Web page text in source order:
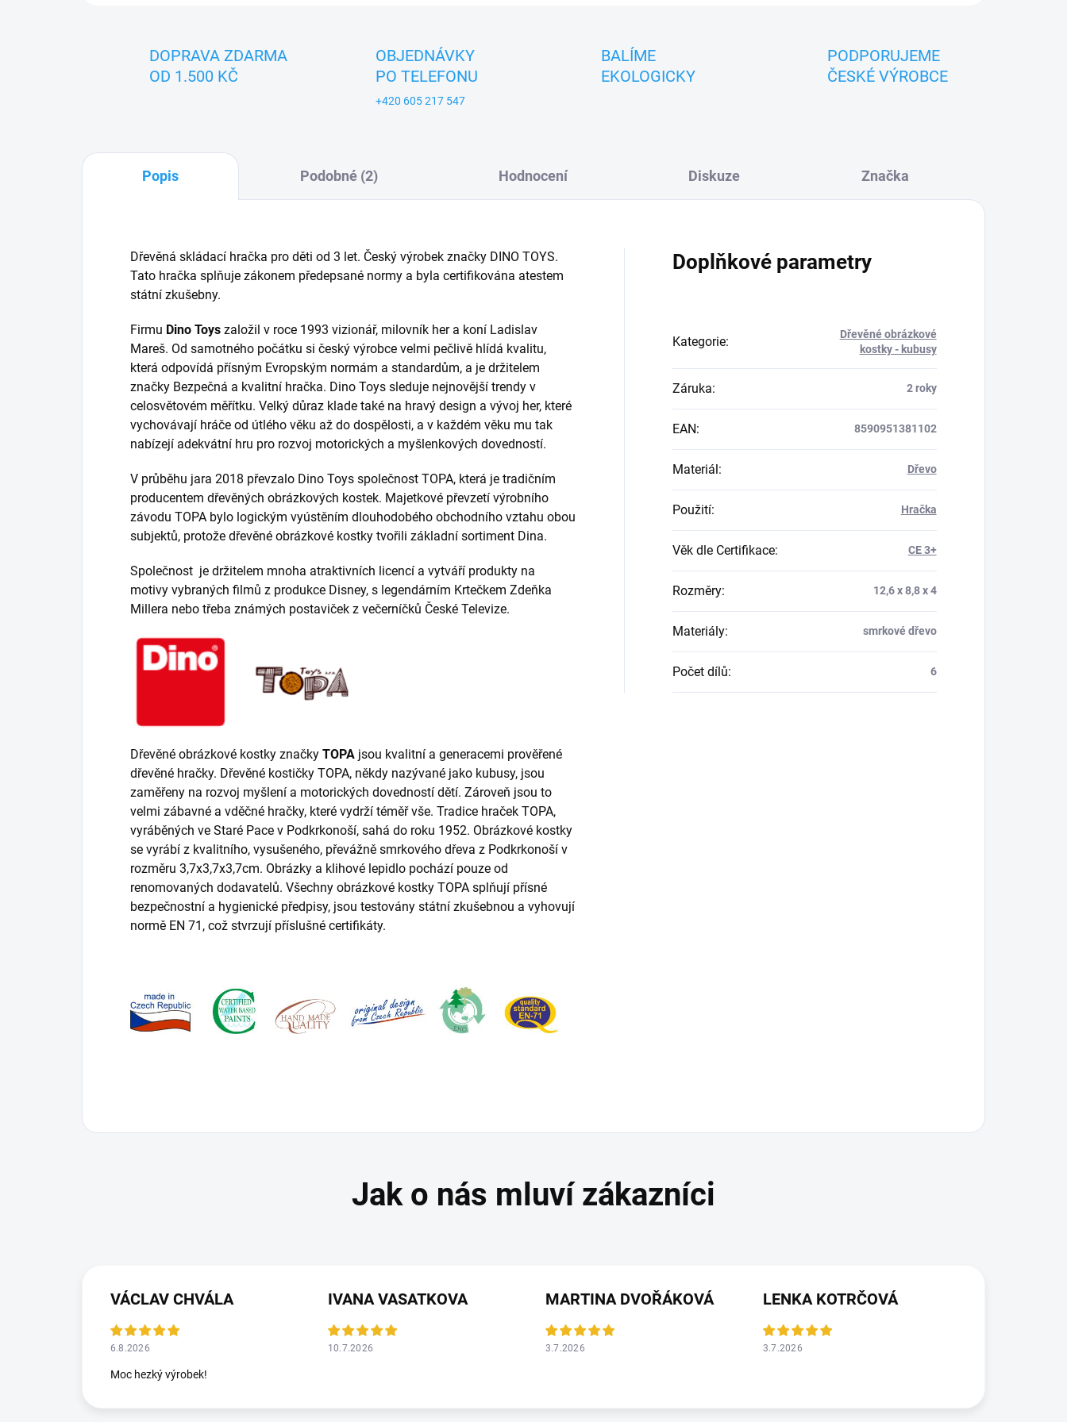
DOPRAVA ZDARMA
OD 1.500 KČ
OBJEDNÁVKY
PO TELEFONU
+420 605 217 547
BALÍME
EKOLOGICKY
PODPORUJEME
ČESKÉ VÝROBCE
Popis Podobné (2) Hodnocení Diskuze Značka
Dřevěná skládací hračka pro děti od 3 let. Český výrobek značky DINO TOYS.
Tato hračka splňuje zákonem předepsané normy a byla certifikována atestem
státní zkušebny.
Firmu Dino Toys založil v roce 1993 vizionář, milovník her a koní Ladislav
Mareš. Od samotného počátku si český výrobce velmi pečlivě hlídá kvalitu,
která odpovídá přísným Evropským normám a standardům, a je držitelem
značky Bezpečná a kvalitní hračka. Dino Toys sleduje nejnovější trendy v
celosvětovém měřítku. Velký důraz klade také na hravý design a vývoj her, které
vychovávají hráče od útlého věku až do dospělosti, a v každém věku mu tak
nabízejí adekvátní hru pro rozvoj motorických a myšlenkových dovedností.
V průběhu jara 2018 převzalo Dino Toys společnost TOPA, která je tradičním
producentem dřevěných obrázkových kostek. Majetkové převzetí výrobního
závodu TOPA bylo logickým vyústěním dlouhodobého obchodního vztahu obou
subjektů, protože dřevěné obrázkové kostky tvořili základní sortiment Dina.
Společnost je držitelem mnoha atraktivních licencí a vytváří produkty na
motivy vybraných filmů z produkce Disney, s legendárním Krtečkem Zdeňka
Millera nebo třeba známých postaviček z večerníčků České Televize.
Dřevěné obrázkové kostky značky TOPA jsou kvalitní a generacemi prověřené
dřevěné hračky. Dřevěné kostičky TOPA, někdy nazývané jako kubusy, jsou
zaměřeny na rozvoj myšlení a motorických dovedností dětí. Zároveň jsou to
velmi zábavné a vděčné hračky, které vydrží téměř vše. Tradice hraček TOPA,
vyráběných ve Staré Pace v Podkrkonoší, sahá do roku 1952. Obrázkové kostky
se vyrábí z kvalitního, vysušeného, převážně smrkového dřeva z Podkrkonoší v
rozměru 3,7x3,7x3,7cm. Obrázky a klihové lepidlo pochází pouze od
renomovaných dodavatelů. Všechny obrázkové kostky TOPA splňují přísné
bezpečnostní a hygienické předpisy, jsou testovány státní zkušebnou a vyhovují
normě EN 71, což stvrzují příslušné certifikáty.
Doplňkové parametry
Kategorie:
Dřevěné obrázkové
kostky - kubusy
Záruka: 2 roky
EAN: 8590951381102
Materiál : Dřevo
Použití: Hračka
Věk dle Certifikace: CE 3+
Rozměry: 12,6 x 8,8 x 4
Materiály: smrkové dřevo
Počet dílů: 6
VÁCLAV CHVÁLA
6.8.2026
Moc hezký výrobek!
IVANA VASATKOVA
10.7.2026
MARTINA DVOŘÁKOVÁ
3.7.2026
LENKA KOTRČOVÁ
3.7.2026